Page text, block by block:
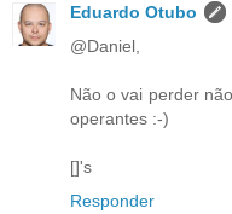
Eduardo Otubo
@Daniel,
Não o vai perder
operantes :-)
[]'s
Responder